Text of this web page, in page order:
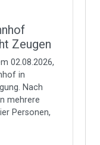
Zeugen
02.08.2026,
in
Nach
mehrere
Personen,